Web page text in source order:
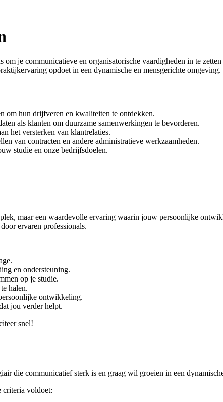
je communicatieve en organisatorische vaardigheden in te
opdoet in een dynamische en mensgerichte
om hun drijfveren en kwaliteiten te ontdekken.
als klanten om duurzame samenwerkingen te bevorderen.
het versterken van klantrelaties.
van contracten en andere administratieve werkzaamheden.
studie en onze bedrijfsdoelen.
maar een waardevolle ervaring waarin jouw persoonlijke
ervaren professionals.
en ondersteuning.
op je studie.
halen.
ontwikkeling.
jou verder helpt.
snel!
die communicatief sterk is en graag wil groeien in een
criteria voldoet: